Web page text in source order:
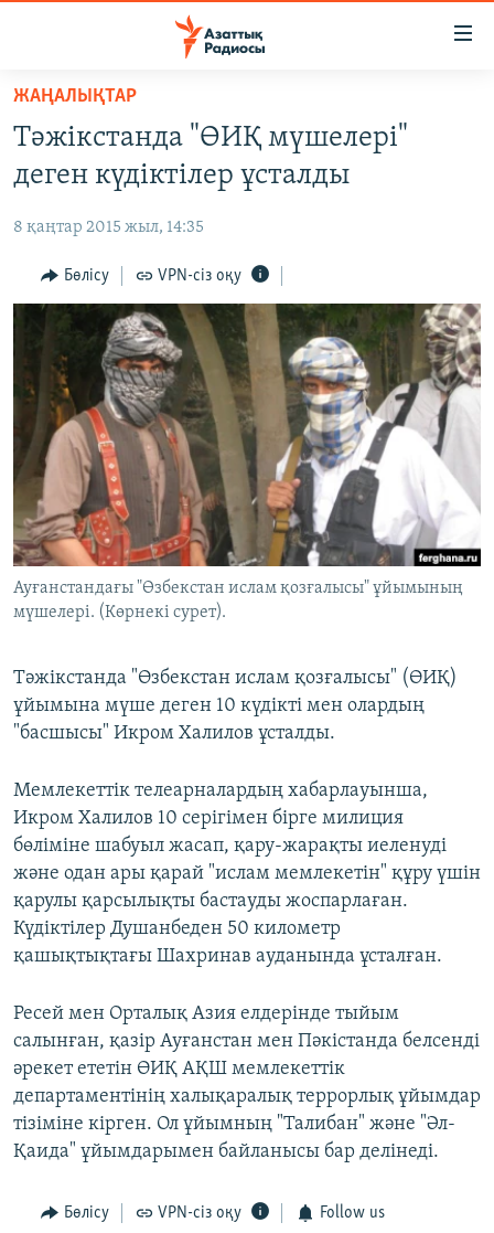
Skip
main
content
to
Navigation
Skip
Search
AZATTYQTV
ҚАҢТАР ОҚИҒАСЫ
АДАМ ҚҰҚЫҚТАРЫ
ӘЛЕУМЕТ
ӘЛЕМ
АРНАЙЫ ЖОБАЛАР
Русский
ЖАЗЫЛЫҢЫЗ
Басқа тілдерде
ЖАҢАЛЫҚТАР
Тәжікстанда "ӨИҚ мүшелері"
деген күдіктілер ұсталды
8 қаңтар 2015 жыл, 14:35
Бөлісу VPN-сіз оқу
Ауғанстандағы "Өзбекстан ислам қозғалысы" ұйымының
мүшелері. (Көрнекі сурет).
Тәжікстанда "Өзбекстан ислам қозғалысы" (ӨИҚ)
ұйымына мүше деген 10 күдікті мен олардың
"басшысы" Икром Халилов ұсталды.
Мемлекеттік телеарналардың хабарлауынша,
Икром Халилов 10 серігімен бірге милиция
бөліміне шабуыл жасап, қару-жарақты иеленуді
және одан ары қарай "ислам мемлекетін" құру үшін
қарулы қарсылықты бастауды жоспарлаған.
Күдіктілер Душанбеден 50 километр
қашықтықтағы Шахринав ауданында ұсталған.
Ресей мен Орталық Азия елдерінде тыйым
салынған, қазір Ауғанстан мен Пәкістанда белсенді
әрекет ететін ӨИҚ АҚШ мемлекеттік
департаментінің халықаралық террорлық ұйымдар
тізіміне кірген. Ол ұйымның "Талибан" және "Әл-
Қаида" ұйымдарымен байланысы бар делінеді.
Бөлісу VPN-сіз оқу Follow us